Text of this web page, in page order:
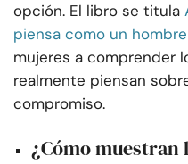
opción. El libro se titula
piensa como un hombre
mujeres a comprender
realmente piensan
compromiso.
¿Cómo muestran